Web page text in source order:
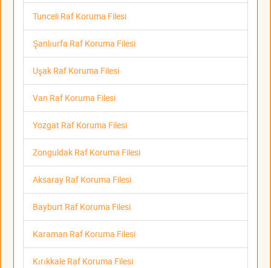
Tunceli Raf Koruma Filesi
Şanlıurfa Raf Koruma Filesi
Uşak Raf Koruma Filesi
Van Raf Koruma Filesi
Yozgat Raf Koruma Filesi
Zonguldak Raf Koruma Filesi
Aksaray Raf Koruma Filesi
Bayburt Raf Koruma Filesi
Karaman Raf Koruma Filesi
Kırıkkale Raf Koruma Filesi